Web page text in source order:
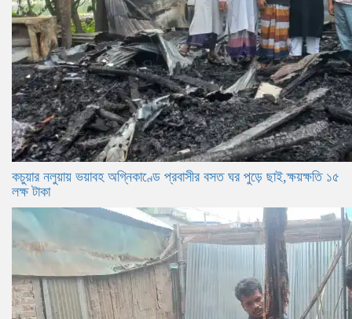
কচুয়ার নলুয়ায় ভয়াবহ অগ্নিকাণ্ডে প্রবাসীর বসত ঘর পুড়ে ছাই,ক্ষয়ক্ষতি ১৫
লক্ষ টাকা